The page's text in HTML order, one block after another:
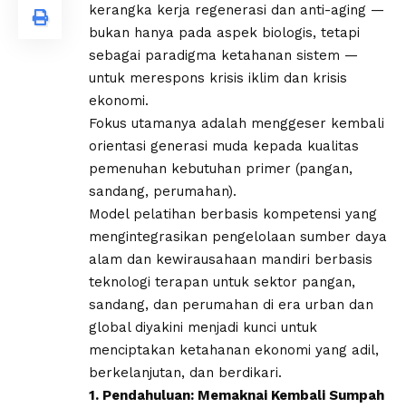
kerangka kerja regenerasi dan anti-aging —
bukan hanya pada aspek biologis, tetapi
sebagai paradigma ketahanan sistem —
untuk merespons krisis iklim dan krisis
ekonomi.
Fokus utamanya adalah menggeser kembali
orientasi generasi muda kepada kualitas
pemenuhan kebutuhan primer (pangan,
sandang, perumahan).
Model pelatihan berbasis kompetensi yang
mengintegrasikan pengelolaan sumber daya
alam dan kewirausahaan mandiri berbasis
teknologi terapan untuk sektor pangan,
sandang, dan perumahan di era urban dan
global diyakini menjadi kunci untuk
menciptakan ketahanan ekonomi yang adil,
berkelanjutan, dan berdikari.
1. Pendahuluan: Memaknai Kembali Sumpah